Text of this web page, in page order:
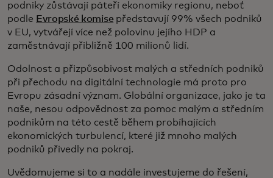
podniky zůstávají páteří ekonomiky regionu, neboť
podle Evropské komise představují 99% všech podniků
v EU, vytvářejí více než polovinu jejího HDP a
zaměstnávají přibližně 100 milionů lidí.
Odolnost a přizpůsobivost malých a středních podniků
při přechodu na digitální technologie má proto pro
Evropu zásadní význam. Globální organizace, jako je ta
naše, nesou odpovědnost za pomoc malým a středním
podnikům na této cestě během probíhajících
ekonomických turbulencí, které již mnoho malých
podniků přivedly na pokraj.
Uvědomujeme si to a nadále investujeme do řešení,